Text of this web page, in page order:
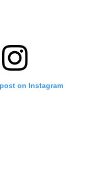
on Instagram